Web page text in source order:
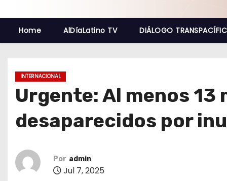
Home AlDíaLatino TV DIÁLOGO
INTERNACIONAL
Urgente: Al menos
desaparecidos por
Por admin
Jul 7, 2025